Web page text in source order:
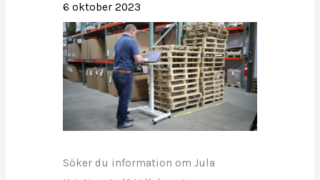
6 oktober 2023
Söker du information om Jula